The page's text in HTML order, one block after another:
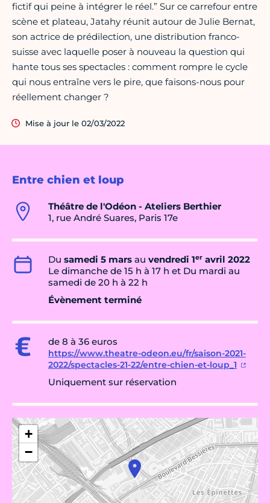
Entre chien et loup
Théâtre de l'Odéon - Ateliers Berthier
1, rue André Suares, Paris 17e
Du samedi 5 mars au vendredi 1er avril 2022
Le dimanche de 15 h à 17 h et Du mardi au
samedi de 20 h à 22 h
Évènement terminé
de 8 à 36 euros
https://www.theatre-odeon.eu/fr/saison-2021-
2022/spectacles-21-22/entre-chien-et-loup_1
Uniquement sur réservation
+
−
fictif qui peine à intégrer le réel.” Sur ce carrefour entre
scène et plateau, Jatahy réunit autour de Julie Bernat,
son actrice de prédilection, une distribution franco-
suisse avec laquelle poser à nouveau la question qui
hante tous ses spectacles : comment rompre le cycle
qui nous entraîne vers le pire, que faisons-nous pour
réellement changer ?
Mise à jour le 02/03/2022